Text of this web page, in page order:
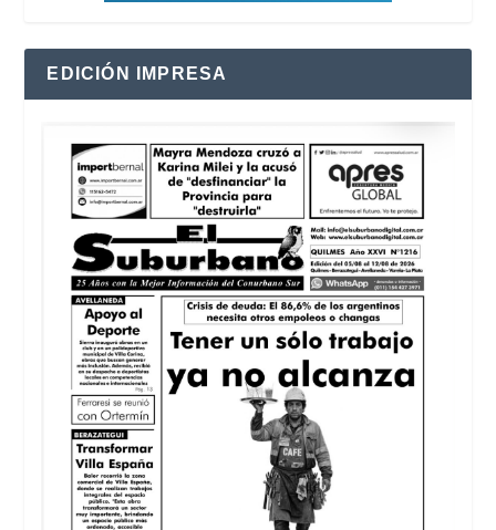
EDICIÓN IMPRESA